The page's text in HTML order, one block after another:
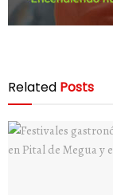
Related Posts